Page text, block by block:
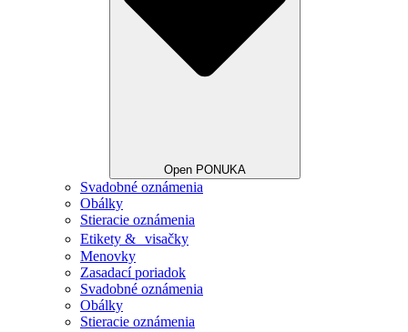
Open PONUKA
Svadobné oznámenia
Obálky
Stieracie oznámenia
Etikety & visačky
Menovky
Zasadací poriadok
Svadobné oznámenia
Obálky
Stieracie oznámenia